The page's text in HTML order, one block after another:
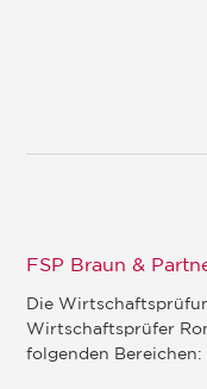
FSP Braun &
Die
Wirtschaftsprüfer
folgenden Bereichen: